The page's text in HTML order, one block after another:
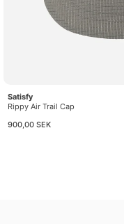
Satisfy
Rippy Air Trail Cap
900,00 SEK